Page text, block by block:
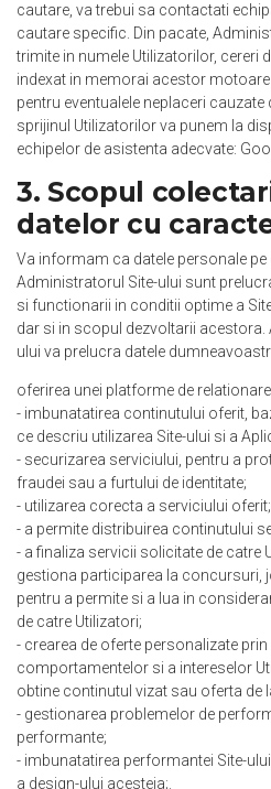
cautare, va trebui sa contactati
cautare specific. Din pacate,
trimite in numele Utilizatorilor, cereri
indexat in memorai acestor
pentru eventualele neplaceri cauzate
sprijinul Utilizatorilor va punem la
echipelor de asistenta adecvate:
3. Scopul
datelor cu
Va informam ca datele personale
Administratorul Site-ului sunt
si functionarii in conditii optime a
dar si in scopul dezvoltarii
ului va prelucra datele
oferirea unei platforme de
- imbunatatirea continutului oferit,
ce descriu utilizarea Site-ului si a
- securizarea serviciului, pentru a
fraudei sau a furtului de identitate;
- utilizarea corecta a serviciului oferit;
- a permite distribuirea continutului
- a finaliza servicii solicitate de catre
gestiona participarea la concursuri,
pentru a permite si a lua in
de catre Utilizatori;
- crearea de oferte personalizate
comportamentelor si a intereselor
obtine continutul vizat sau oferta de
- gestionarea problemelor de
performante;
- imbunatatirea performantei Site-
a design-ului acesteia;.